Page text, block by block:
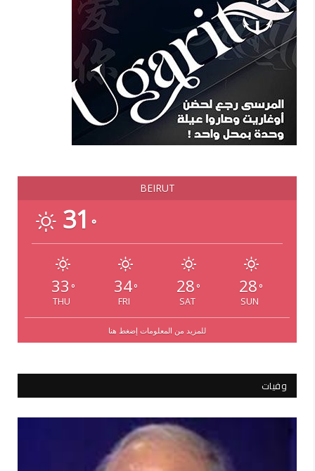
BEIRUT
31 °
33 °
THU
34°
FRI
28 °
SAT
28 °
SUN
للمزيد من المعلومات إضغط هنا
وفيات